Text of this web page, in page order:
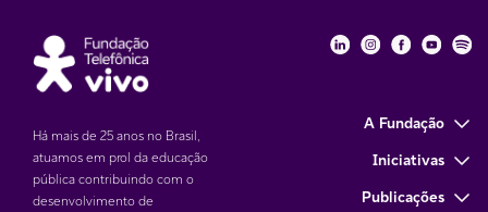
Há mais de 25 anos no Brasil,
atuamos em prol da educação
pública contribuindo com o
desenvolvimento de
Fundação
Fundação
A Fundação
Iniciativas
Publicações